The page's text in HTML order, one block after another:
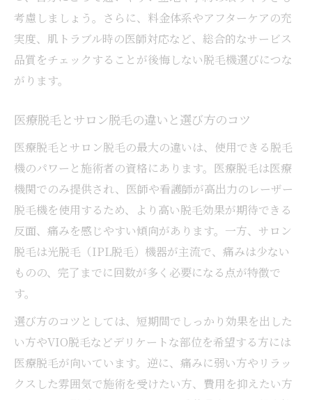
千葉県で医療脱毛を選ぶ理由と安心ポイン
ト
カウンセリングで確認したい脱毛機の特徴
医療脱毛と料金プランの選び方ガイド
脱毛の種類別に知りたい千葉県での選択肢
千葉県で選べる脱毛機の種類と特徴一覧
ニードル脱毛やヤグレーザーの使い分け
女性向け鼻毛脱毛や顔脱毛の実態解説
効果や痛み比較で選ぶ脱毛法のポイント
メンズ脱毛の選択肢と注目クリニック
千葉県で女性に人気の医療脱毛機を徹底比
較
口コミや評判で選ぶクリニックの選び方
全身脱毛や顔脱毛の最新トレンド紹介
考慮しましょう。さらに、料金体系やアフターケアの充
実度、肌トラブル時の医師対応など、総合的なサービス
品質をチェックすることが後悔しない脱毛機選びにつな
がります。
医療脱毛とサロン脱毛の違いと選び方のコツ
医療脱毛とサロン脱毛の最大の違いは、使用できる脱毛
機のパワーと施術者の資格にあります。医療脱毛は医療
機関でのみ提供され、医師や看護師が高出力のレーザー
脱毛機を使用するため、より高い脱毛効果が期待できる
反面、痛みを感じやすい傾向があります。一方、サロン
脱毛は光脱毛（IPL脱毛）機器が主流で、痛みは少ない
ものの、完了までに回数が多く必要になる点が特徴で
す。
選び方のコツとしては、短期間でしっかり効果を出した
い方やVIO脱毛などデリケートな部位を希望する方には
医療脱毛が向いています。逆に、痛みに弱い方やリラッ
クスした雰囲気で施術を受けたい方、費用を抑えたい方